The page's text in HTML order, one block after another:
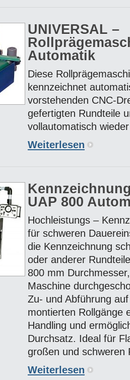
UNIVERSAL –
Automatik
Diese
kennzeichnet
vorstehenden CNC-
gefertigten Rundteile
vollautomatisch
Weiterlesen
UAP 800
Hochleistungs –
für schweren
die Kennzeichnung
oder anderer
800 mm
Maschine
Zu- und Abführung
montierten Rollgänge
Handling und
Durchsatz. Ideal für
großen und schweren
Weiterlesen